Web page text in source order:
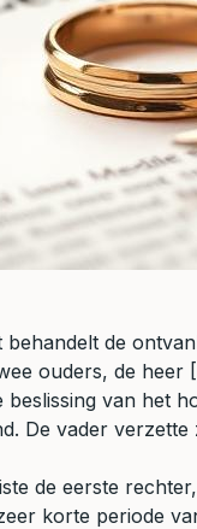
de
ouders, de
van het
De vader
de eerste
korte periode